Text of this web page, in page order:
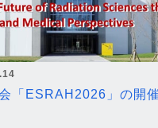
「ESRAH2026」の開